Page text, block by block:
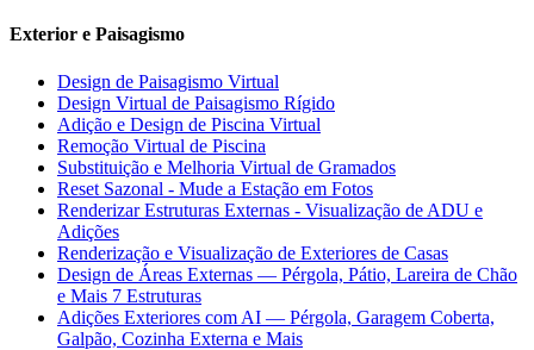
Exterior e Paisagismo
Design de Paisagismo Virtual
Design Virtual de Paisagismo Rígido
Adição e Design de Piscina Virtual
Remoção Virtual de Piscina
Substituição e Melhoria Virtual de Gramados
Reset Sazonal - Mude a Estação em Fotos
Renderizar Estruturas Externas - Visualização de ADU e
Adições
Renderização e Visualização de Exteriores de Casas
Design de Áreas Externas — Pérgola, Pátio, Lareira de Chão
e Mais 7 Estruturas
Adições Exteriores com AI — Pérgola, Garagem Coberta,
Galpão, Cozinha Externa e Mais